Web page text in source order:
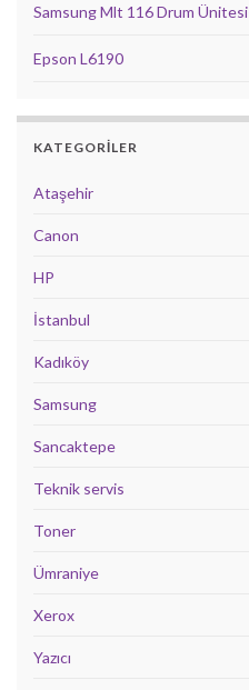
Samsung Mlt 116 Drum
Epson L6190
KATEGORILER
Ataşehir
Canon
HP
İstanbul
Kadıköy
Samsung
Sancaktepe
Teknik servis
Toner
Ümraniye
Xerox
Yazıcı